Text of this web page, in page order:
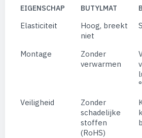
EIGENSCHAP BUTYLMAT
Elasticiteit
Hoog, breekt
niet
Montage
Zonder
verwarmen
Veiligheid
Zonder
schadelijke
stoffen
(RoHS)